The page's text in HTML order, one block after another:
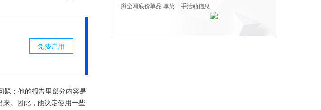
免费启用
题：他的报告里部分内容是
。因此，他决定使用一些
蹲全网底价单品 享第一手活动信息